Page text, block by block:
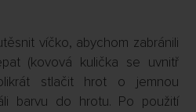
víčko, abychom zabránili
(kovová kulička se uvnitř
stlačit hrot o jemnou
barvu do hrotu. Po použití